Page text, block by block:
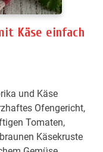
Käse einfach
und Käse
Ofengericht,
Tomaten,
Käsekruste